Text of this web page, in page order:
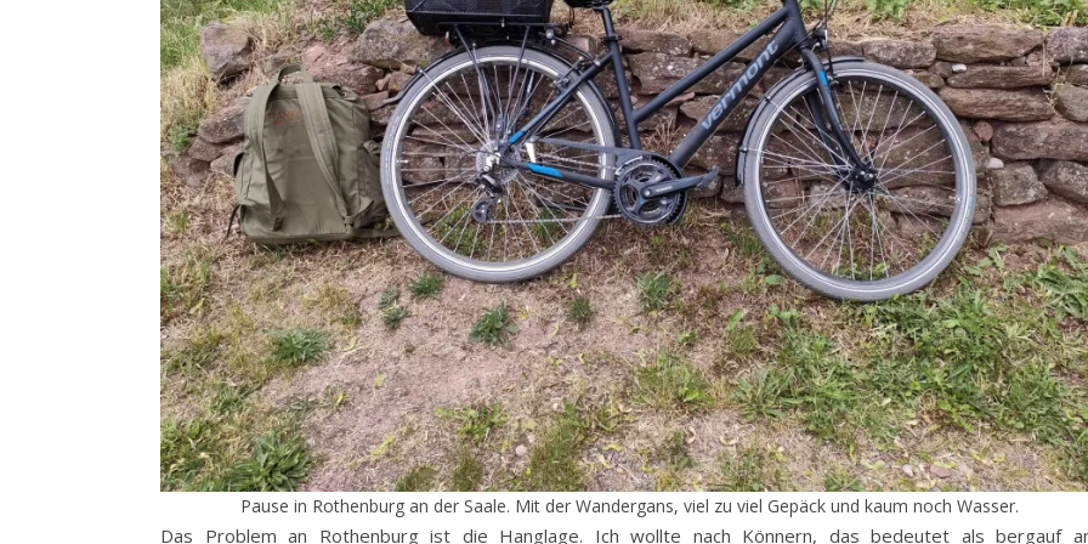
Pause in Rothenburg an der Saale. Mit der Wandergans, viel zu viel Gepäck und kaum noch Wasser.
Das Problem an Rothenburg ist die Hanglage. Ich wollte nach Könnern, das bedeutet als bergauf